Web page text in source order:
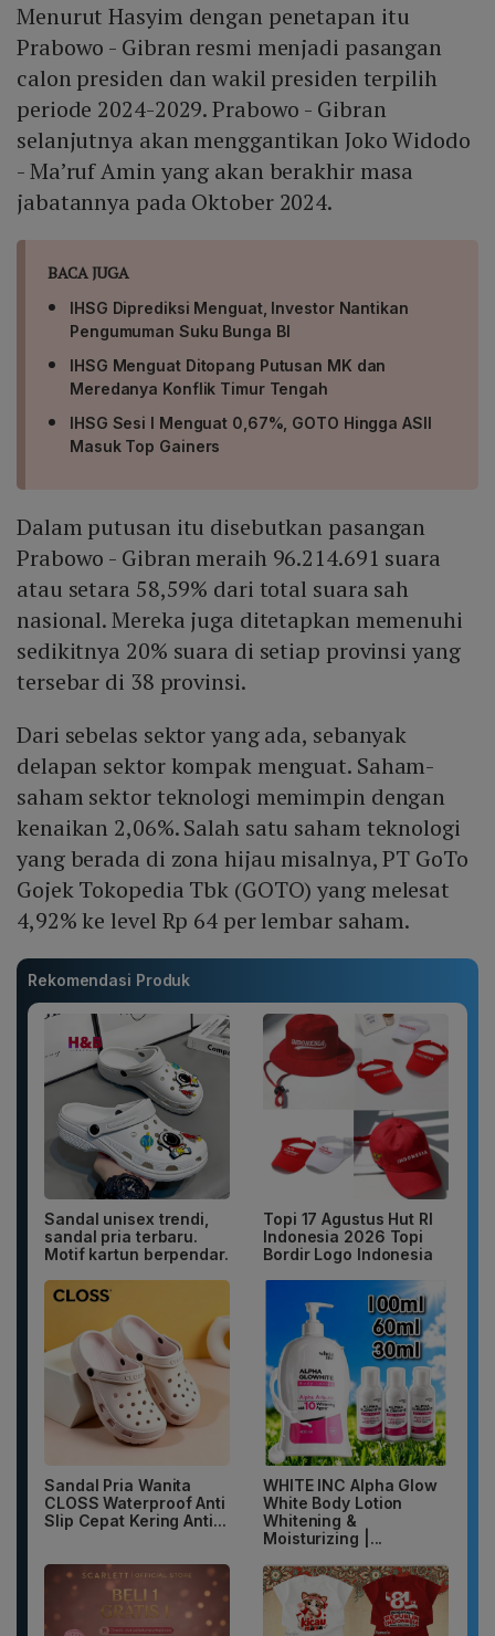
Menurut Hasyim dengan penetapan itu
Prabowo - Gibran resmi menjadi pasangan
calon presiden dan wakil presiden terpilih
periode 2024-2029. Prabowo - Gibran
selanjutnya akan menggantikan Joko Widodo
- Ma’ruf Amin yang akan berakhir masa
jabatannya pada Oktober 2024.
BACA JUGA
IHSG Diprediksi Menguat, Investor Nantikan
Pengumuman Suku Bunga BI
IHSG Menguat Ditopang Putusan MK dan
Meredanya Konflik Timur Tengah
IHSG Sesi I Menguat 0,67%, GOTO Hingga ASII
Masuk Top Gainers
Dalam putusan itu disebutkan pasangan
Prabowo - Gibran meraih 96.214.691 suara
atau setara 58,59% dari total suara sah
nasional. Mereka juga ditetapkan memenuhi
sedikitnya 20% suara di setiap provinsi yang
tersebar di 38 provinsi.
Dari sebelas sektor yang ada, sebanyak
delapan sektor kompak menguat. Saham-
saham sektor teknologi memimpin dengan
kenaikan 2,06%. Salah satu saham teknologi
yang berada di zona hijau misalnya, PT GoTo
Gojek Tokopedia Tbk (GOTO) yang melesat
4,92% ke level Rp 64 per lembar saham.
Rekomendasi Produk
Sandal unisex trendi,
sandal pria terbaru.
Motif kartun berpendar.
Topi 17 Agustus Hut RI
Indonesia 2026 Topi
Bordir Logo Indonesia
Sandal Pria Wanita
CLOSS Waterproof Anti
Slip Cepat Kering Anti...
WHITE INC Alpha Glow
White Body Lotion
Whitening &
Moisturizing |...